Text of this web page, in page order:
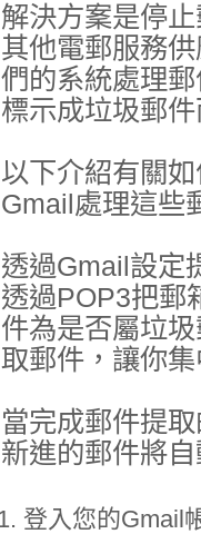
解決方䅁是停
其他電郵服務
們的系統處理
標示成垃圾郵
以下介紹有關
Gmail處理這些
透過Gmail設定
透過POP3把郵
件為是否屬垃
取郵件，讓你
當完成郵件提
新進的郵件將
登入您的Gmail